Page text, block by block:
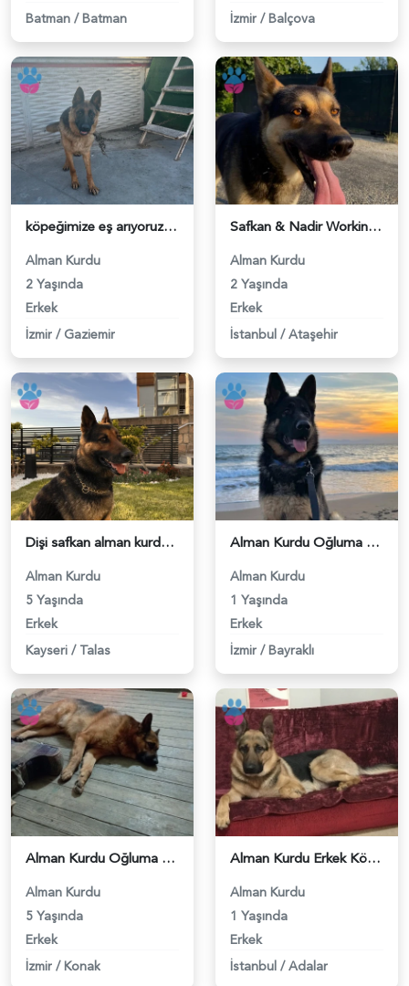
Batman / Batman
İzmir / Balçova
köpeğimize eş arıyoruz - 118979121
Alman Kurdu
2 Yaşında
Erkek
İzmir / Gaziemir
Safkan & Nadir Working Line GSD Ares'imize Dişi Eş Arıyoruz. - 118978226
Alman Kurdu
2 Yaşında
Erkek
İstanbul / Ataşehir
Dişi safkan alman kurdu eş aranıyor - 118977602
Alman Kurdu
5 Yaşında
Erkek
Kayseri / Talas
Alman Kurdu Oğluma eş arıyorum - 118976824
Alman Kurdu
1 Yaşında
Erkek
İzmir / Bayraklı
Alman Kurdu Oğluma Gelin Arıyorum - 118975131
Alman Kurdu
5 Yaşında
Erkek
İzmir / Konak
Alman Kurdu Erkek Köpeğime Eş Arıyorum - 118963250
Alman Kurdu
1 Yaşında
Erkek
İstanbul / Adalar